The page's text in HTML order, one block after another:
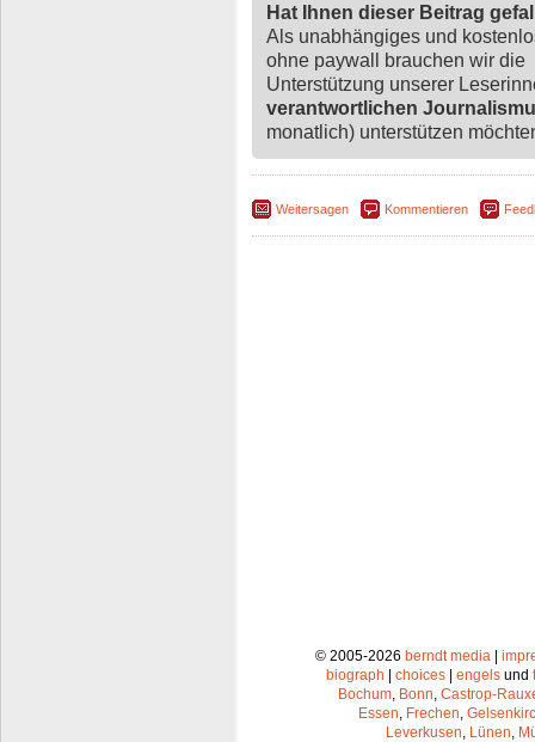
Hat Ihnen dieser Beitrag
Als unabhängiges und
ohne paywall brauchen wir die
Unterstützung unserer
verantwortlichen
monatlich) unterstützen
Weitersagen Kommentieren
© 2005-2026 berndt media|
biograph
choices engels und
Bochum, Bonn, Castrop-
Essen, Frechen,
Leverkusen, Lünen,